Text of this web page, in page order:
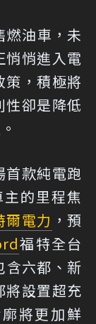
燃油車，未
悄悄進入電
，積極將
卻是降低
首款純電跑
主的里程焦
爾電力 ，預
福特全台
含六都、新
將設置超充
將更加鮮